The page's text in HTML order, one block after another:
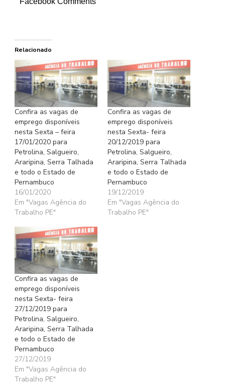
Relacionado
Confira as vagas de
emprego disponíveis
nesta Sexta – feira
17/01/2020 para
Petrolina, Salgueiro,
Araripina, Serra Talhada
e todo o Estado de
Pernambuco
16/01/2020
Em "Vagas Agência do
Trabalho PE"
Confira as vagas de
emprego disponíveis
nesta Sexta- feira
20/12/2019 para
Petrolina, Salgueiro,
Araripina, Serra Talhada
e todo o Estado de
Pernambuco
19/12/2019
Em "Vagas Agência do
Trabalho PE"
Confira as vagas de
emprego disponíveis
nesta Sexta- feira
27/12/2019 para
Petrolina, Salgueiro,
Araripina, Serra Talhada
e todo o Estado de
Pernambuco
27/12/2019
Em "Vagas Agência do
Trabalho PE"